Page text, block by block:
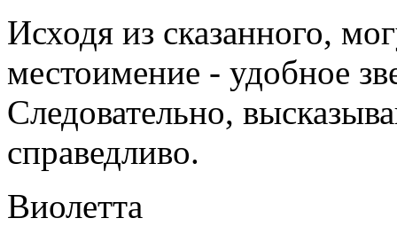
Исходя из сказанного,
местоимение - удобное
Следовательно,
справедливо.
Виолетта